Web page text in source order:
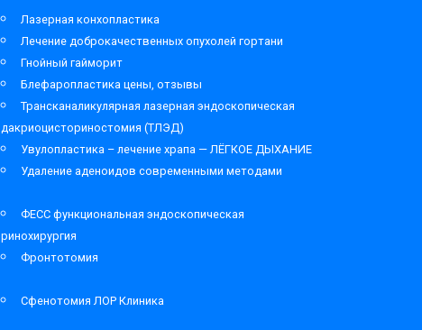
Лазерная конхопластика
Лечение доброкачественных опухолей гортани
Гнойный гайморит
Блефаропластика цены, отзывы
Трансканаликулярная лазерная эндоскопическая
дакриоцисториностомия (ТЛЭД)
Увулопластика – лечение храпа — ЛЁГКОЕ ДЫХАНИЕ
Удаление аденоидов современными методами
ФЕСС функциональная эндоскопическая
ринохирургия
Фронтотомия
Сфенотомия ЛОР Клиника